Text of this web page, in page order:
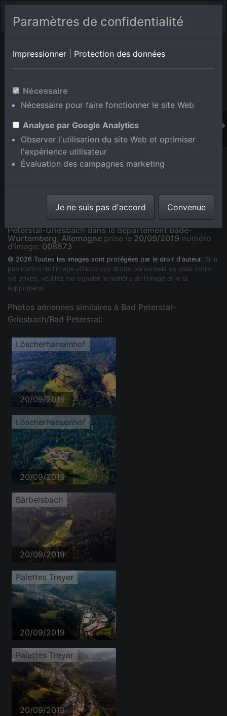
Album de lieux Bad Peterstal-Griesbach/Bad Peterstal
Bade-Wurtemberg,Allemagne
Ajouter au panier int.
Löscherhansenhof à le quartier Bad Peterstal in Bad
Peterstal-Griesbach dans le département Bade-
Wurtemberg, Allemagne prise le 20/09/2019 numéro
d'image: 008873
© 2026 Toutes les images sont protégées par le droit d'auteur. Si la
publication de l'image affecte vos droits personnels ou viole votre
vie privée, veuillez me signaler le numéro de l'image et je la
supprimerai.
Photos aériennes similaires à Bad Peterstal-
Griesbach/Bad Peterstal:
Löscherhansenhof
20/09/2019
Löscherhansenhof
20/09/2019
Bärbelsbach
20/09/2019
Palettes Treyer
20/09/2019
Palettes Treyer
20/09/2019
Paramètres de confidentialité
Impressionner Protection des données
Nécessaire
Nécessaire pour faire fonctionner le site Web
Analyse par Google Analytics
Observer l'utilisation du site Web et optimiser
l'expérience utilisateur
Évaluation des campagnes marketing
Je ne suis pas d'accord Convenue